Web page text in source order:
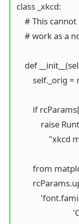
class _xkcd:
# This
# work as a
def
if
raise
from